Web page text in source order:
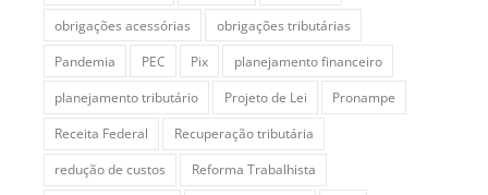
obrigações acessórias
obrigações tributárias
Pandemia
PEC Pix
planejamento financeiro
planejamento tributário
Projeto de Lei
Pronampe
Receita Federal
Recuperação tributária
redução de custos
Reforma Trabalhista